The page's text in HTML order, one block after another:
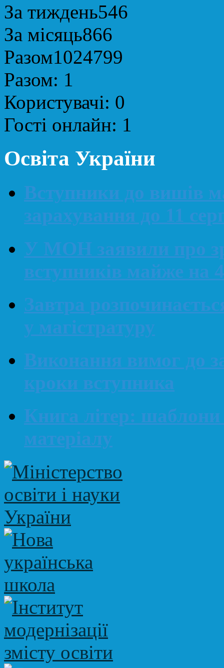
За тиждень546
За місяць866
Разом1024799
Разом: 1
Користувачі: 0
Гості онлайн: 1
Освіта України
Вступники до вишів
зарахування до 11
У МОН заявили про
вступників майже на
Завтра
у магістратуру
Виконання вимог до
кроки вступника
Книга літер: шаблони
матеріалу